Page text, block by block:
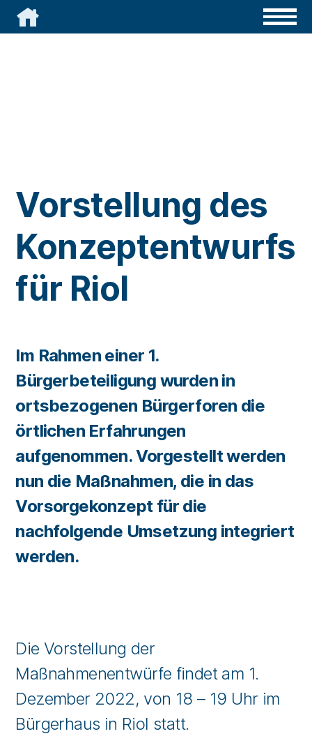

Vorstellung des
Konzeptentwurfs
für Riol
Im Rahmen einer 1.
Bürgerbeteiligung wurden in
ortsbezogenen Bürgerforen die
örtlichen Erfahrungen
aufgenommen. Vorgestellt werden
nun die Maßnahmen, die in das
Vorsorgekonzept für die
nachfolgende Umsetzung integriert
werden.
Die Vorstellung der
Maßnahmenentwürfe findet am 1.
Dezember 2022, von 18 – 19 Uhr im
Bürgerhaus in Riol statt.